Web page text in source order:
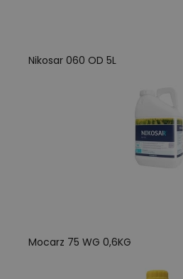
Nikosar 060 OD 5L
Mocarz 75 WG 0,6KG